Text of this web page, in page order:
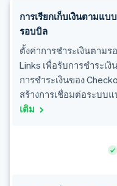
การเรียกเก็บเงินตามแ
รอบบิล
ตั้งค่าการชำระเงินตาม
Links เพื่อรับการชำระเ
การชำระเงินของ
สร้างการเชื่อมต่อระบบ
เติม